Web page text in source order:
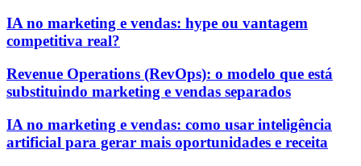
IA no marketing e vendas: hype ou vantagem
competitiva real?
Revenue Operations (RevOps): o modelo que está
substituindo marketing e vendas separados
IA no marketing e vendas: como usar inteligência
artificial para gerar mais oportunidades e receita